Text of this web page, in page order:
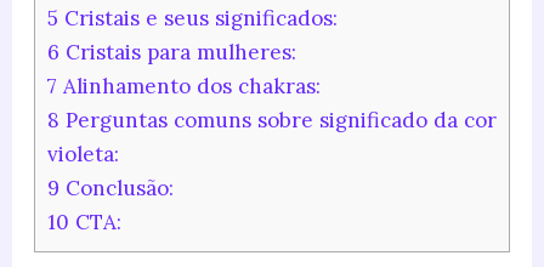
5 Cristais e seus significados:
6 Cristais para mulheres:
7 Alinhamento dos chakras:
8 Perguntas comuns sobre significado da cor
violeta:
9 Conclusão:
10 CTA: